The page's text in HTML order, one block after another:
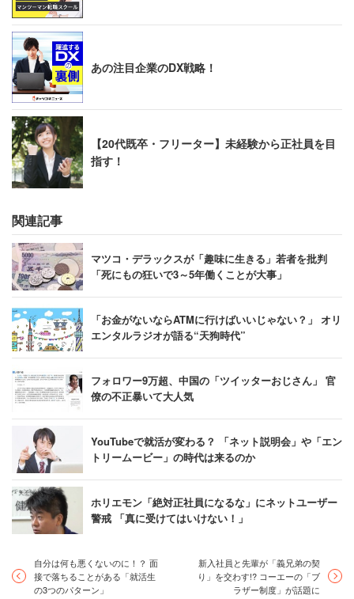
あの注目企業のDX戦略！
【20代既卒・フリーター】未経験から正社員を目
指す！
関連記事
マツコ・デラックスが「趣味に生きる」若者を批判
「死にもの狂いで3～5年働くことが大事」
「お金がないならATMに行けばいいじゃない？」 オリ
エンタルラジオが語る“天狗時代”
フォロワー9万超、中国の「ツイッターおじさん」 官
僚の不正暴いて大人気
YouTubeで就活が変わる？ 「ネット説明会」や「エン
トリームービー」の時代は来るのか
ホリエモン「絶対正社員になるな」にネットユーザー
警戒 「真に受けてはいけない！」
自分は何も悪くないのに！？ 面
接で落ちることがある「就活生
の3つのパターン」
新入社員と先輩が「義兄弟の契
り」を交わす!? コーエーの「ブ
ラザー制度」が話題に